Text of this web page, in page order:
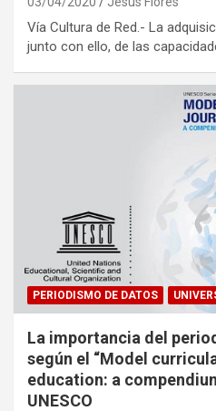
Vía Cultura de Red.- La
junto con ello, de las
PERIODISMO DE DATOS
La importancia del
según el “Model
education: a
UNESCO